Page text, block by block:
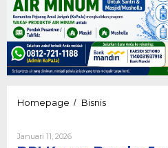
Homepage / BisnisBRI
Januari 11, 2026Oleh